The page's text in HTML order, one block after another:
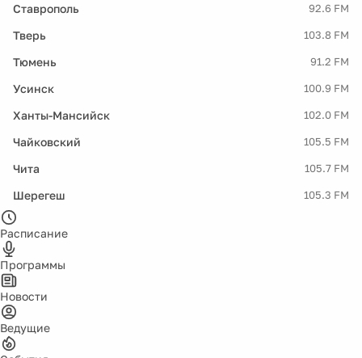
Ставрополь 92.6 FM
Тверь 103.8 FM
Тюмень 91.2 FM
Усинск 100.9 FM
Ханты-Мансийск 102.0 FM
Чайковский 105.5 FM
Чита 105.7 FM
Шерегеш 105.3 FM
Расписание
Программы
Новости
Ведущие